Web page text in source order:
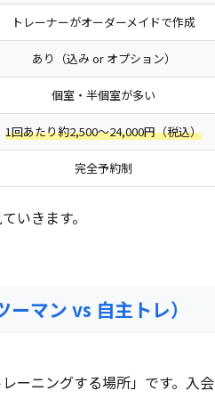
トレーナーがオーダーメイドで作成
あり（込み or オプション）
個室・半個室が多い
1回あたり約2,500〜24,000円（税込）
完全予約制
いきます。
マン vs 自主トレ）
ーニングする場所」です。入会